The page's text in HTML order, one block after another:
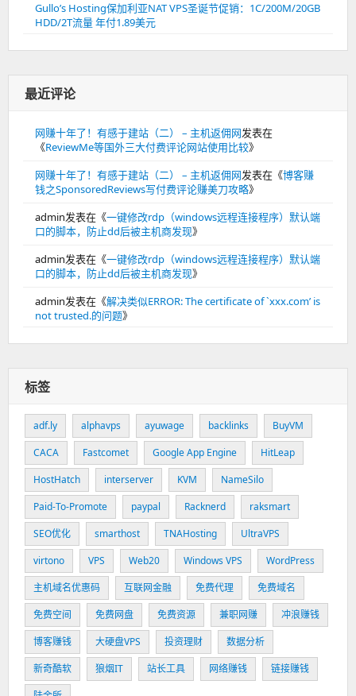
Gullo’s Hosting保加利亚NAT VPS圣诞节促销：1C/200M/20GB
HDD/2T流量 年付1.89美元
最近评论
网赚十年了！有感于建站（二） – 主机返佣网发表在
《ReviewMe等国外三大付费评论网站使用比较》
网赚十年了！有感于建站（二） – 主机返佣网发表在《博客赚
钱之SponsoredReviews写付费评论赚美刀攻略》
admin发表在《一键修改rdp（windows远程连接程序）默认端
口的脚本，防止dd后被主机商发现》
admin发表在《一键修改rdp（windows远程连接程序）默认端
口的脚本，防止dd后被主机商发现》
admin发表在《解决类似ERROR: The certificate of `xxx.com’ is
not trusted.的问题》
标签
adf.ly alphavps ayuwage backlinks
BuyVM
CACA
Fastcomet Google App Engine
HitLeap
HostHatch
interserver KVM
NameSilo
Paid-To-Promote
paypal Racknerd
raksmart
SEO优化
smarthost TNAHosting
UltraVPS
virtono
VPS Web20 Windows VPS
WordPress
主机域名优惠码
互联网金融 免费代理
免费域名
免费空间
免费网盘 免费资源 兼职网赚
冲浪赚钱
博客赚钱
大硬盘VPS 投资理财
数据分析
新奇酷软
狼烟IT 站长工具 网络赚钱
链接赚钱